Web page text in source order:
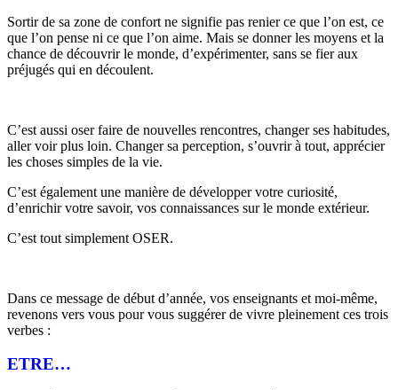
Sortir de sa zone de confort ne signifie pas renier ce que l’on est, ce
que l’on pense ni ce que l’on aime. Mais se donner les moyens et la
chance de découvrir le monde, d’expérimenter, sans se fier aux
préjugés qui en découlent.
C’est aussi oser faire de nouvelles rencontres, changer ses habitudes,
aller voir plus loin. Changer sa perception, s’ouvrir à tout, apprécier
les choses simples de la vie.
C’est également une manière de développer votre curiosité,
d’enrichir votre savoir, vos connaissances sur le monde extérieur.
C’est tout simplement OSER.
Dans ce message de début d’année, vos enseignants et moi-même,
revenons vers vous pour vous suggérer de vivre pleinement ces trois
verbes :
ETRE…